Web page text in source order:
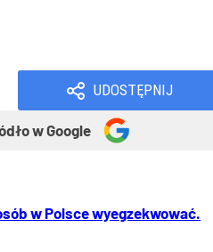
UDOSTĘPNIJ
w Google
w Polsce wyegzekwować.